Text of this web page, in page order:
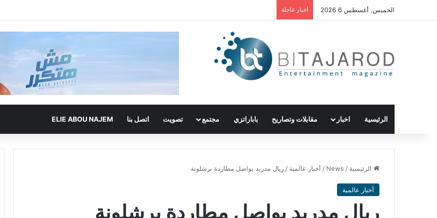
الخميس, أغسطس 6 2026 أخبار عاجلة
الرئيسية اخبار مقابلات وتصاريح باباراتزي مجتمع تصويت اتصل بنا ELIE ABOU NAJEM
الرئيسية /
News
/ أخبار عالمية / ريال مدريد يواصل مطاردة برشلونة
أخبار عالمية
ريال مدريد يواصل مطاردة برشلونة